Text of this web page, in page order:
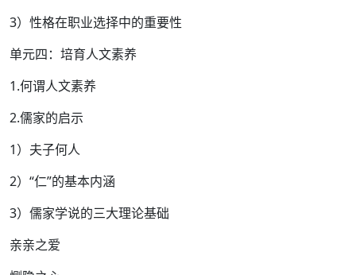
3）性格在职业选择中的重要性
单元四：培育人文素养
1.何谓人文素养
2.儒家的启示
1）夫子何人
2）“仁”的基本内涵
3）儒家学说的三大理论基础
亲亲之爱